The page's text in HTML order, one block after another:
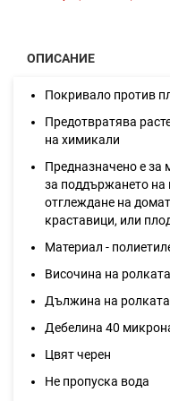
ОПИСАНИЕ
Покривало против
Предотвратява
на химикали
Предназначено е за
за поддържането на
отглеждане на
краставици, или
Материал -
Височина на
Дължина на
Дебелина 40
Цвят черен
Не пропуска вода